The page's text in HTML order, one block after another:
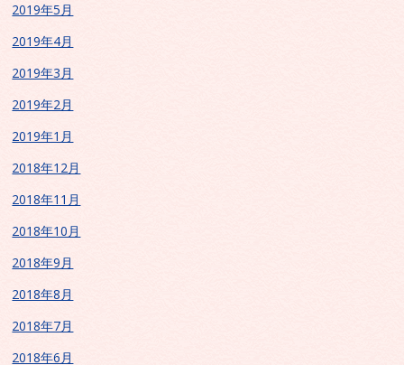
2019年5月
2019年4月
2019年3月
2019年2月
2019年1月
2018年12月
2018年11月
2018年10月
2018年9月
2018年8月
2018年7月
2018年6月